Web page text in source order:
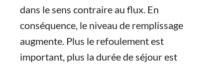
dans le sens contraire au flux. En
conséquence, le niveau de remplissage
augmente. Plus le refoulement est
important, plus la durée de séjour est